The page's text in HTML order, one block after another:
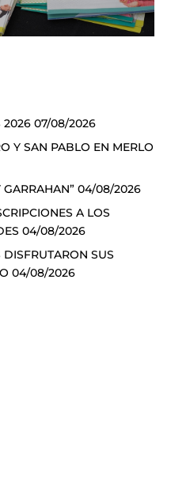
2026 07/08/2026
Y SAN PABLO EN MERLO
04/08/2026
A LOS
04/08/2026
SUS
04/08/2026